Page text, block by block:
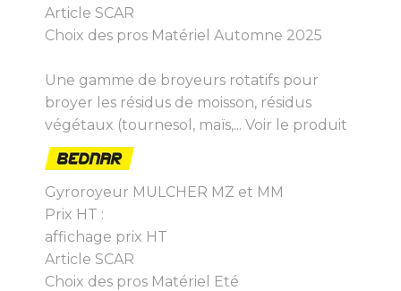
Article SCAR
Choix des pros Matériel Automne 2025
Une gamme de broyeurs rotatifs pour
broyer les résidus de moisson, résidus
végétaux (tournesol, maïs,... Voir le produit
Gyroroyeur MULCHER MZ et MM
Prix HT :
affichage prix HT
Article SCAR
Choix des pros Matériel Eté